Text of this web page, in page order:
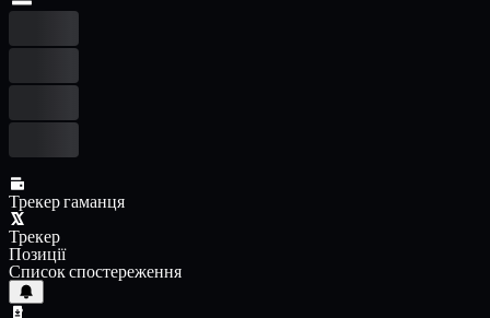
Трекер гаманця
Трекер
Позиції
Список спостереження